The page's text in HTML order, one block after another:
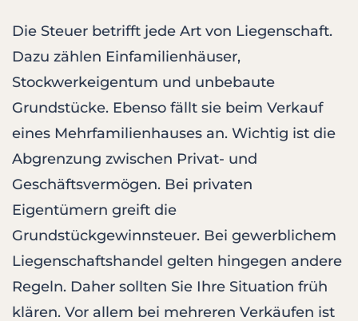
Die Steuer betrifft jede Art von Liegenschaft.
Dazu zählen Einfamilienhäuser,
Stockwerkeigentum und unbebaute
Grundstücke. Ebenso fällt sie beim Verkauf
eines Mehrfamilienhauses an. Wichtig ist die
Abgrenzung zwischen Privat- und
Geschäftsvermögen. Bei privaten
Eigentümern greift die
Grundstückgewinnsteuer. Bei gewerblichem
Liegenschaftshandel gelten hingegen andere
Regeln. Daher sollten Sie Ihre Situation früh
klären. Vor allem bei mehreren Verkäufen ist